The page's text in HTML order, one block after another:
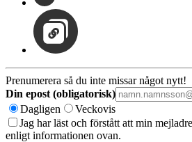
Prenumerera så du inte missar något nytt!
Din epost (obligatorisk)
Dagligen
Veckovis
Jag har läst och förstått att min
enligt informationen ovan.